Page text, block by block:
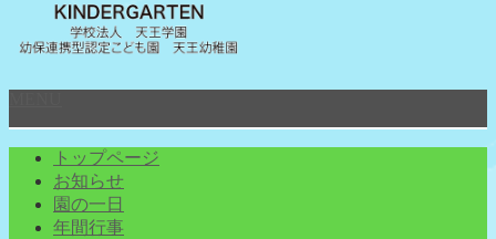
トップページ
お知らせ
園の一日
年間行事